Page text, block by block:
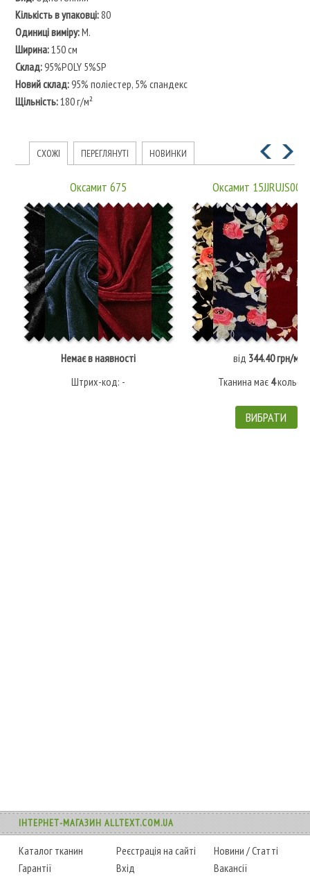
Кількість в упаковці:80
Одиниці виміру:M.
Ширина:150 см
Склад:95%POLY 5%SP
Новий склад:95% поліестер, 5% спандекс
Щільність:180 г/м²
СХОЖІ ПЕРЕГЛЯНУТІ НОВИНКИ
Оксамит 675
Немає в наявності
Штрих-код: -
Оксамит
від 344.40 грн/м
Тканина має 4
ВИБРАТИ
ІНТЕРНЕТ-МАГАЗИН ALLTEXT.COM.UA
Каталог тканин
Гарантії
Реєстрація на сайті
Вхід
Новини /Статті
Вакансії